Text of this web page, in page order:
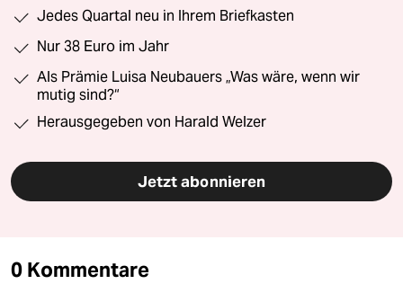
Jedes Quartal neu in Ihrem Briefkasten
Nur 38 Euro im Jahr
Als Prämie Luisa Neubauers „Was wäre, wenn wir
mutig sind?“
Herausgegeben von Harald Welzer
Jetzt abonnieren
0 Kommentare